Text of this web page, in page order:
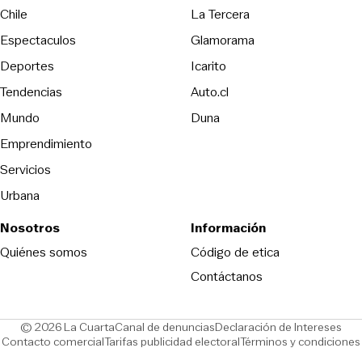
Chile
Espectaculos
Deportes
Tendencias
Mundo
Emprendimiento
Servicios
Urbana
La TerceraOpens in new
Glamorama
Icarito
Auto.cl
DunaOpens in new window
Nosotros
Quiénes somos
Información
Código de eticaOpens in new
Contáctanos
© 2026 La CuartaCanal de denunciasOpens in new window
Declaración de Intereses
Contacto comercialOpens in new window
Tarifas publicidad electoralOpens in new window
Términos y condiciones